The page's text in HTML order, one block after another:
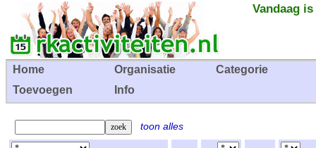
Vandaag
Home Organisatie
Categorie
Toevoegen
Info
toon alles